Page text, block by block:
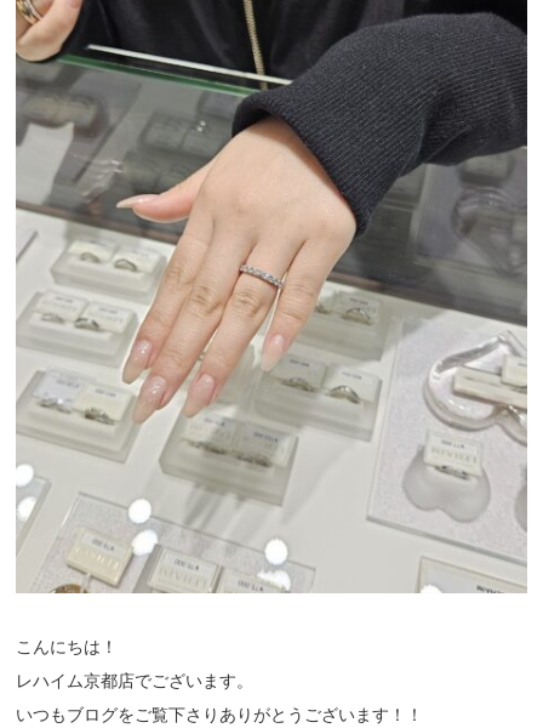
こんにちは！
レハイム京都店でございます。
いつもブログをご覧下さりありがとうございます！！